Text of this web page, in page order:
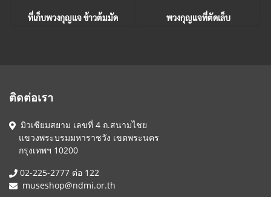
ที่เก็บพวงกุญแจ ข้าวต้มมัด พวงกุญแจที่ตัดเล็บ
ติดต่อเรา
มิวเซียมสยาม เลขที่ 4 ถ.สนามไชย
แขวงพระบรมมหาราชวัง เขตพระนคร
กรุงเทพฯ 10200
02-225-2777 ต่อ 122
museshop@ndmi.or.th